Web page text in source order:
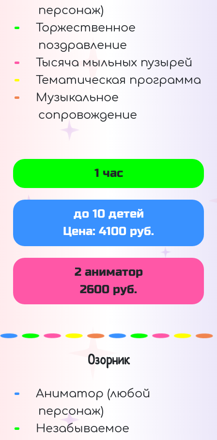
персонаж)
Торжественное
поздравление
Тысяча мыльных пузырей
Тематическая программа
Музыкальное
сопровождение
1 час
до 10 детей
Цена: 4100 руб.
2 аниматор
2600 руб.
Озорник
Аниматор (любой
персонаж)
Незабываемое